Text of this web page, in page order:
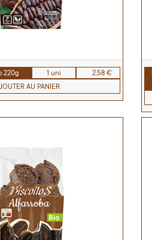
220g 1 uni
2,58 €
AU PANIER